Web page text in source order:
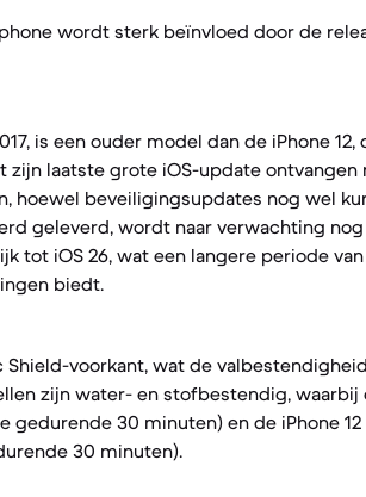
wordt sterk beïnvloed door de
is een ouder model dan de iPhone
laatste grote iOS-update ontvangen
hoewel beveiligingsupdates nog wel
geleverd, wordt naar verwachting
tot iOS 26, wat een langere periode
biedt.
Shield-voorkant, wat de
zijn water- en stofbestendig, waarbij
gedurende 30 minuten) en de iPhone
30 minuten).